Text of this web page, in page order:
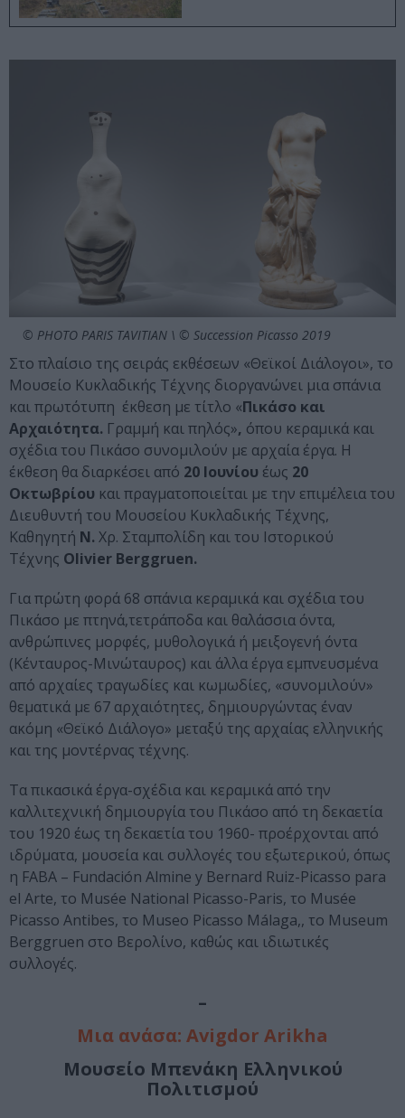
© PHOTO PARIS TAVITIAN \ © Succession Picasso 2019
Στο πλαίσιο της σειράς εκθέσεων «Θεϊκοί Διάλογοι», το
Μουσείο Κυκλαδικής Τέχνης διοργανώνει μια σπάνια
και πρωτότυπη έκθεση με τίτλο «Πικάσο και
Αρχαιότητα. Γραμμή και πηλός», όπου κεραμικά και
σχέδια του Πικάσο συνομιλούν με αρχαία έργα. Η
έκθεση θα διαρκέσει από 20 Ιουνίου έως 20
Οκτωβρίου και πραγματοποιείται με την επιμέλεια του
Διευθυντή του Μουσείου Κυκλαδικής Τέχνης,
Καθηγητή Ν. Χρ. Σταμπολίδη και του Ιστορικού
Τέχνης Olivier Berggruen.
Για πρώτη φορά 68 σπάνια κεραμικά και σχέδια του
Πικάσο με πτηνά,τετράποδα και θαλάσσια όντα,
ανθρώπινες μορφές, μυθολογικά ή μειξογενή όντα
(Κένταυρος-Μινώταυρος) και άλλα έργα εμπνευσμένα
από αρχαίες τραγωδίες και κωμωδίες, «συνομιλούν»
θεματικά με 67 αρχαιότητες, δημιουργώντας έναν
ακόμη «Θεϊκό Διάλογο» μεταξύ της αρχαίας ελληνικής
και της μοντέρνας τέχνης.
Τα πικασικά έργα-σχέδια και κεραμικά από την
καλλιτεχνική δημιουργία του Πικάσο από τη δεκαετία
του 1920 έως τη δεκαετία του 1960- προέρχονται από
ιδρύματα, μουσεία και συλλογές του εξωτερικού, όπως
η FABA – Fundación Almine y Bernard Ruiz-Picasso para
el Arte, το Musée Νational Picasso-Paris, το Musée
Picasso Antibes, το Museo Picasso Μálaga,, το Museum
Berggruen στο Βερολίνο, καθώς και ιδιωτικές
συλλογές.
–
Μια ανάσα: Avigdor Arikha
Μουσείο Μπενάκη Ελληνικού
Πολιτισμού